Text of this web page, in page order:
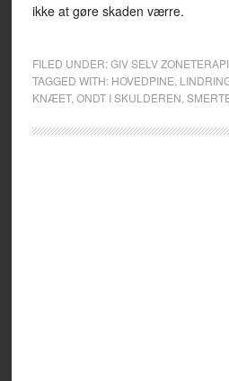
ikke at gøre skaden værre.
FILED UNDER:GIV SELV ZONETERAPI
TAGGED WITH: HOVEDPINE
KNÆET, ONDT I SKULDEREN